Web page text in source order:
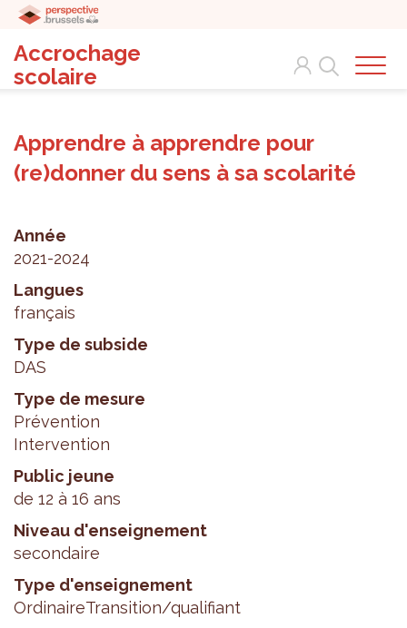
Accrochage
scolaire
Search
Apprendre à apprendre pour
(re)donner du sens à sa scolarité
Année
2021-2024
Langues
français
Type de subside
DAS
Type de mesure
Prévention
Intervention
Public jeune
de 12 à 16 ans
Niveau d'enseignement
secondaire
Type d'enseignement
OrdinaireTransition/qualifiant